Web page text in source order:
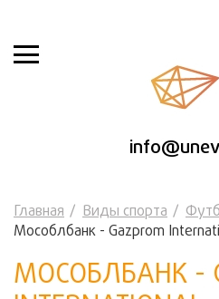
Главная Виды спорта
Мособлбанк - Gazprom
МОСОБЛБАНК -